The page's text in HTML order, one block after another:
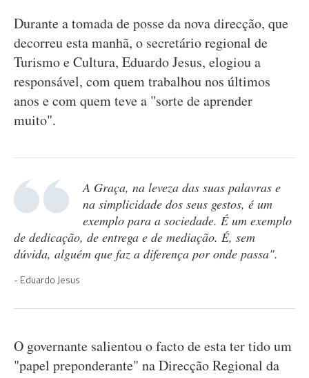
Durante a tomada de posse da nova direcção, que
decorreu esta manhã, o secretário regional de
Turismo e Cultura, Eduardo Jesus, elogiou a
responsável, com quem trabalhou nos últimos
anos e com quem teve a "sorte de aprender
muito".
A Graça, na leveza das suas palavras e
na simplicidade dos seus gestos, é um
exemplo para a sociedade. É um exemplo
de dedicação, de entrega e de mediação. É, sem
dúvida, alguém que faz a diferença por onde passa".
Eduardo Jesus
O governante salientou o facto de esta ter tido um
"papel preponderante" na Direcção Regional da